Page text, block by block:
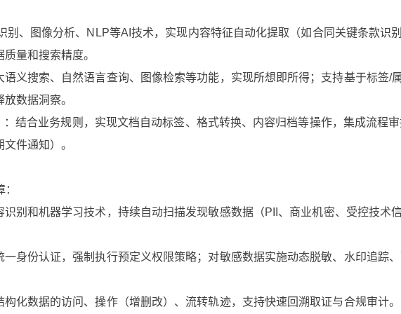
别、图像分析、NLP等AI技术，实现内容特征自动化提取（如合同关键条款识
量和搜索精度。
义搜索、自然语言查询、图像检索等功能，实现所想即所得；支持基于标签/
数据洞察。
结合业务规则，实现文档自动标签、格式转换、内容归档等操作，集成流程
件通知）。
别和机器学习技术，持续自动扫描发现敏感数据（PII、商业机密、受控技术
身份认证，强制执行预定义权限策略；对敏感数据实施动态脱敏、水印追踪
化数据的访问、操作（增删改）、流转轨迹，支持快速回溯取证与合规审计。